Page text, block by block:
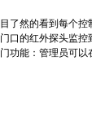
了然的看到每个控
口的红外探头监控
功能：管理员可以